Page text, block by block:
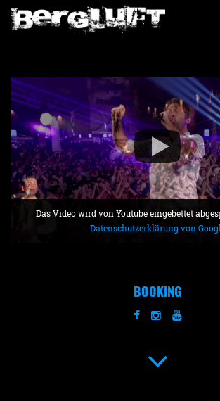
Das Video wird von Youtube eingebettet
Datenschutzerklärung von
BOOKING